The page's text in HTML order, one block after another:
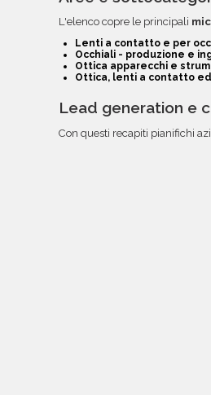
L'elenco copre le principali
Lenti a contatto e per
Occhiali - produzione e
Ottica apparecchi e
Ottica, lenti a contatto
Lead generation e
Con questi recapiti pianifichi